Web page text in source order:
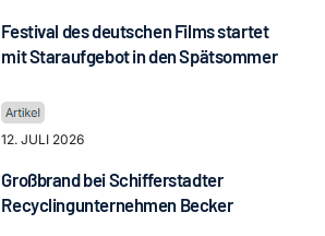
Festival des deutschen Films startet
mit Staraufgebot in den Spätsommer
12. JULI 2026
Großbrand bei Schifferstadter
Recyclingunternehmen Becker